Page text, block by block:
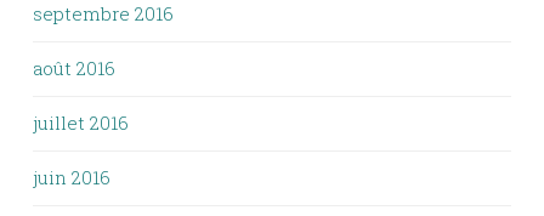
septembre 2016
août 2016
juillet 2016
juin 2016